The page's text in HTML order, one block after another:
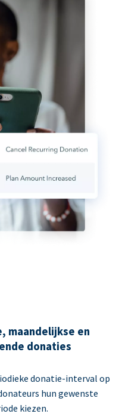
maandelijkse en
donaties
donatie-interval op
hun gewenste
kiezen.